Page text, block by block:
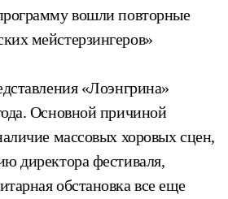
вошли повторные
мейстерзингеров»
«Лоэнгрина»
Основной причиной
массовых хоровых сцен,
директора фестиваля,
обстановка все еще